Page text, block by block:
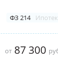
ФЗ 214
от 87 300